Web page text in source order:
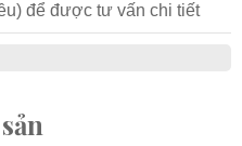
để được tư vấn chi tiết